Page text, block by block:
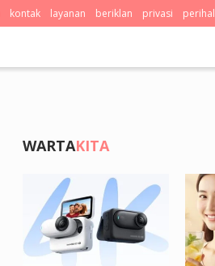
kontak layanan beriklan privasi perihal
WARTAKITA